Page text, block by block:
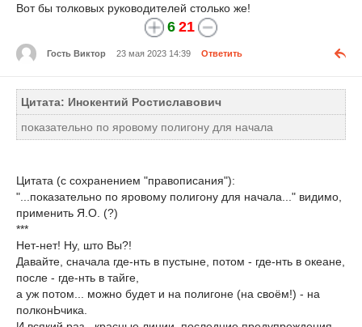
Вот бы толковых руководителей столько же!
6 21
Гость Виктор 23 мая 2023 14:39 Ответить
Цитата: Инокентий Ростиславович
показательно по яровому полигону для начала
Цитата (с сохранением "правописания"):
"...показательно по яровому полигону для начала..." видимо,
применить Я.О. (?)
***
Нет-нет! Ну, што Вы?!
Давайте, сначала где-нть в пустыне, потом - где-нть в океане,
после - где-нть в тайге,
а уж потом... можно будет и на полигоне (на своём!) - на
полконЬчика.